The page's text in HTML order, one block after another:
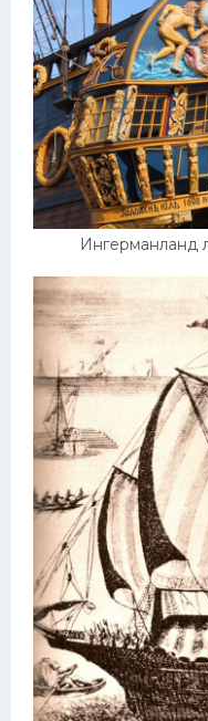
Ингерманланд